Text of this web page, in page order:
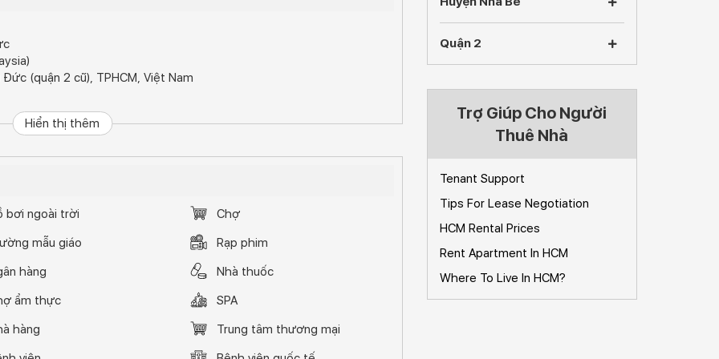
(quận 2 cũ), TPHCM, Việt Nam
Penthouse
20 căn shophouse và 52 căn hộ văn phòng
Hiển thị thêm
bơi ngoài trời
Chợ
mẫu giáo
Rạp phim
hàng
Nhà thuốc
ẩm thực
SPA
hàng
Trung tâm thương mại
Quận 2
Trợ Giúp Cho Người
Thuê Nhà
Tenant Support
Tips For Lease Negotiation
HCM Rental Prices
Rent Apartment In HCM
Where To Live In HCM?